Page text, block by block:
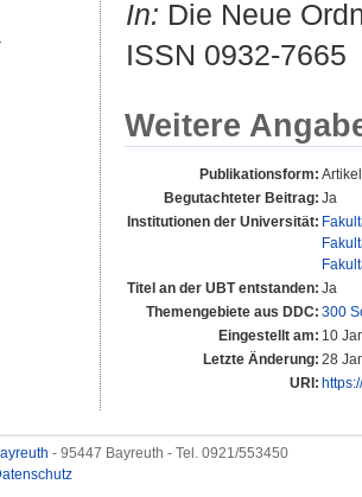
In: Die Neue
ISSN 0932-7665
Weitere
Publikationsform:
Begutachteter Beitrag: Ja
Institutionen der Universität:
Titel an der UBT entstanden: Ja
Themengebiete aus DDC: 300
Eingestellt am: 10
Letzte Änderung: 28
URI:
- 95447 Bayreuth - Tel. 0921/553450